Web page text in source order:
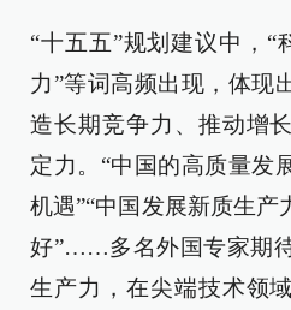
“十五五”规划建议中，“
力”等词高频出现，体现
造长期竞争力、推动增
定力。“中国的高质量发
机遇”“中国发展新质生产
好”……多名外国专家期
生产力，在尖端技术领